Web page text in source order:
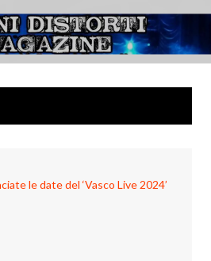
Suoni Distorti
Magazine
sonorità alternative
le date del ‘Vasco Live 2024’